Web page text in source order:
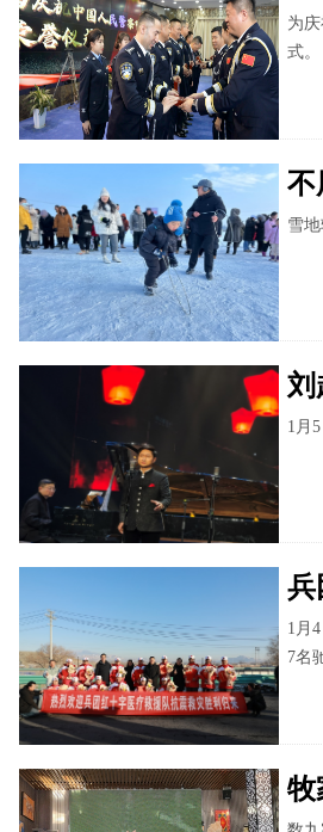
为
式。
不
雪
刘
1月
兵
1月
7名
牧